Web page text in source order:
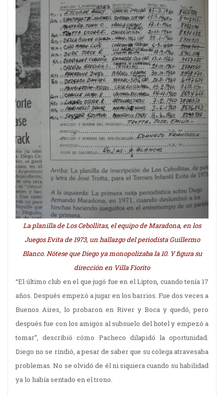
La planilla de Los Cebollitas, el equipo de Maradona, en los
Juegos Evita de 1973, un hallazgo del periodista Guillermo
Blanco. Nótese que Diego ya monopolizaba la 10. Y figura su
dirección en Villa Fiorito
“El último club en el que jugó fue en el Lipton, cuando tenía 17
años. Después empezó a jugar en los barrios. Fue dos veces a
Buenos Aires, lo probaron en River y Boca y quedó, pero
después fue con los amigos al subsuelo del hotel y empezó a
tomar”, describió cómo Pacheco dilapidó la oportunidad.
Diego no se rindió, a pesar de saber que su colega atravesaba
problemas. No se olvidó de él ni siquiera cuando su habilidad
ya lo había sentado en el trono.